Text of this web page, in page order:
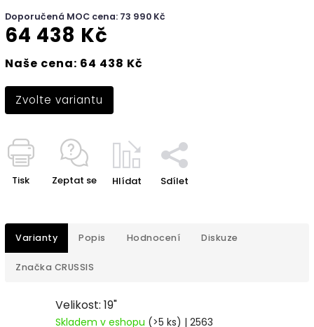
Doporučená MOC cena: 73 990 Kč
64 438 Kč
Naše cena: 64 438 Kč
Zvolte variantu
Tisk Zeptat se Hlídat Sdílet
Varianty Popis Hodnocení Diskuze
Značka CRUSSIS
Velikost: 19"
Skladem v eshopu (>5 ks) | 2563